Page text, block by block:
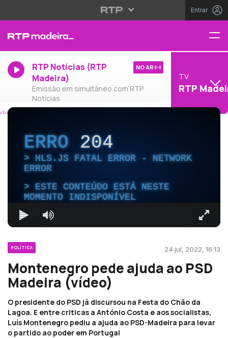
Entrar
RTP Notícias (RTP
Madeira)
Emissão em simultâneo com RTP
Notícias
NO AR
TV
RTP
ERRO204
HLS.JS FATAL ERROR - NETWORK
ERROR
ESTE CONTEÚDO ESTÁ NESTE
MOMENTO INDISPONÍVEL
POLÍTICA 24 jul, 2022, 16:13
Montenegro pede ajuda ao PSD
Madeira (vídeo)
O presidente do PSD já discursou na Festa do Chão da
Lagoa. E entre criticas a António Costa e aos socialistas,
Luís Montenegro pediu a ajuda ao PSD-Madeira para levar
o partido ao poder em Portugal